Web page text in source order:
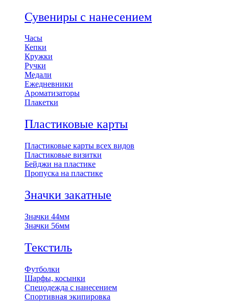
Сувениры с нанесением
Часы
Кепки
Кружки
Ручки
Медали
Ежедневники
Ароматизаторы
Плакетки
Пластиковые карты
Пластиковые карты всех видов
Пластиковые визитки
Бейджи на пластике
Пропуска на пластике
Значки закатные
Значки 44мм
Значки 56мм
Текстиль
Футболки
Шарфы, косынки
Спецодежда с нанесением
Спортивная экипировка